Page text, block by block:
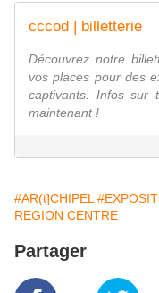
cccod | billetterie
Découvrez notre
vos places pour des
captivants. Infos sur
maintenant !
#AR(t]CHIPEL
REGION CENTRE
Partager